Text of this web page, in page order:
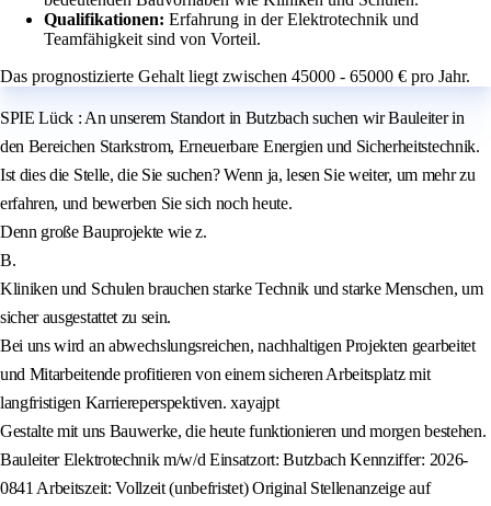
Qualifikationen: Erfahrung in der Elektrotechnik und
Teamfähigkeit sind von Vorteil.
Das prognostizierte Gehalt liegt zwischen 45000 - 65000 € pro Jahr.
SPIE Lück : An unserem Standort in Butzbach suchen wir Bauleiter in
den Bereichen Starkstrom, Erneuerbare Energien und Sicherheitstechnik.
Ist dies die Stelle, die Sie suchen? Wenn ja, lesen Sie weiter, um mehr zu
erfahren, und bewerben Sie sich noch heute.
Denn große Bauprojekte wie z.
B.
Kliniken und Schulen brauchen starke Technik und starke Menschen, um
sicher ausgestattet zu sein.
Bei uns wird an abwechslungsreichen, nachhaltigen Projekten gearbeitet
und Mitarbeitende profitieren von einem sicheren Arbeitsplatz mit
langfristigen Karriereperspektiven. xayajpt
Gestalte mit uns Bauwerke, die heute funktionieren und morgen bestehen.
Bauleiter Elektrotechnik m/w/d Einsatzort: Butzbach Kennziffer: 2026-
0841 Arbeitszeit: Vollzeit (unbefristet) Original Stellenanzeige auf